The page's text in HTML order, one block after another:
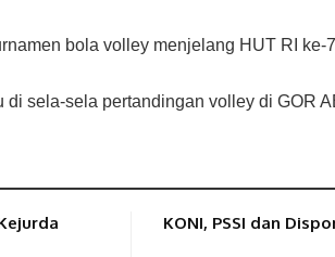
bola volley menjelang HUT RI ke-
sela-sela pertandingan volley di GOR
KONI, PSSI dan